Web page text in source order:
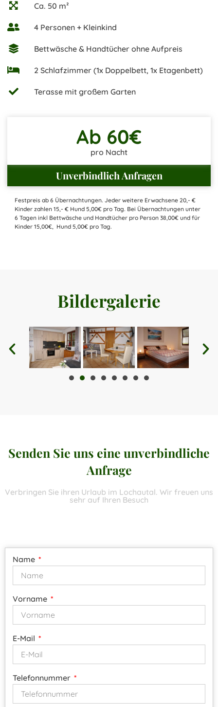
Ca. 50 m²
4 Personen + Kleinkind
Bettwäsche & Handtücher ohne Aufpreis
2 Schlafzimmer (1x Doppelbett, 1x Etagenbett)
Terasse mit großem Garten
Ab 60€
pro Nacht
Unverbindlich Anfragen
Festpreis ab 6 Übernachtungen. Jeder weitere Erwachsene 20,- €
Kinder zahlen 15,- € Hund 5,00€ pro Tag. Bei Übernachtungen unter
6 Tagen inkl Bettwäsche und Handtücher pro Person 38,00€ und für
Kinder 15,00€, Hund 5,00€ pro Tag.
Bildergalerie
Senden Sie uns eine unverbindliche
Anfrage
Verbringen Sie ihren Urlaub im Lochautal. Wir freuen uns
sehr auf Ihren Besuch
Name
Vorname
E-Mail
Telefonnummer